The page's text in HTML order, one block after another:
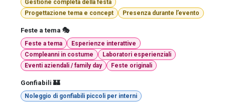
Gestione completa della festa
Progettazione tema e concept
Presenza durante l’evento
Feste a tema 🎭
Feste a tema
Esperienze interattive
Compleanni in costume
Laboratori esperienziali
Eventi aziendali / family day
Feste originali
Gonfiabili 🏰
Noleggio di gonfiabili piccoli per interni